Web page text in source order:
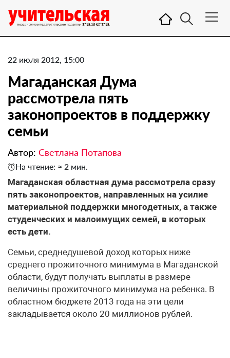
22 июля 2012, 15:00
Магаданская Дума
рассмотрела пять
законопроектов в поддержку
семьи
Автор: Светлана Потапова
На чтение: ≈ 2 мин.
Магаданская областная дума рассмотрела сразу
пять законопроектов, направленных на усилие
материальной поддержки многодетных, а также
студенческих и малоимущих семей, в которых
есть дети.
Семьи, среднедушевой доход которых ниже
среднего прожиточного минимума в Магаданской
области, будут получать выплаты в размере
величины прожиточного минимума на ребенка. В
областном бюджете 2013 года на эти цели
закладывается около 20 миллионов рублей.